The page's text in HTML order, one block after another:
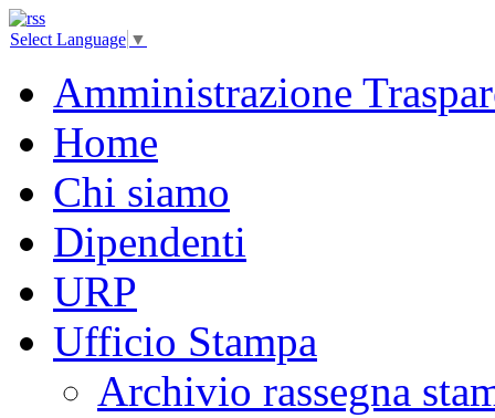
Select Language ▼
Amministrazione
Home
Chi siamo
Dipendenti
URP
Ufficio Stampa
Archivio rassegna